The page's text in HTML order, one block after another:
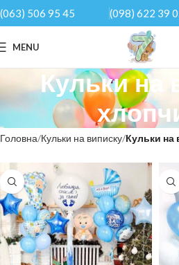
(063) 506 95 45 (098) 622 39
MENU
Кульки на
Головна Кульки на виписку Кульки на